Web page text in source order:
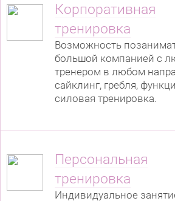
Корпоративная
тренировка
Возможность
большой компанией с
тренером в любом
сайклинг, гребля,
силовая тренировка.
Персональная
тренировка
Индивидуальное